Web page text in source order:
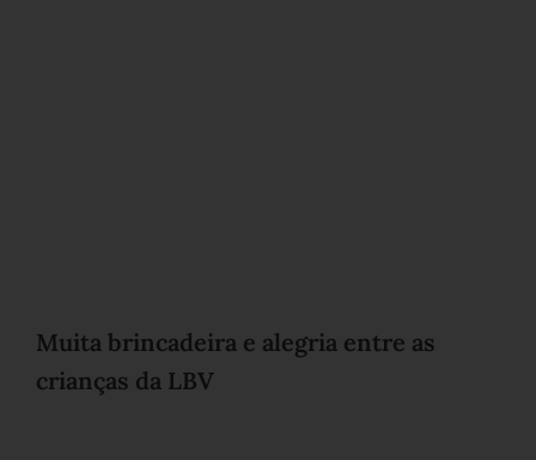
Muita brincadeira e alegria entre as
crianças da LBV